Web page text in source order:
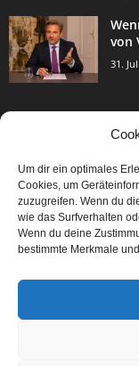
Um dir ein optimales
Cookies, um
zuzugreifen. Wenn du
wie das Surfverhalten
Wenn du deine
bestimmte Merkmale
von
31.
Events & Success
Breaking News
Aktuelles
Featured Article
Karriere